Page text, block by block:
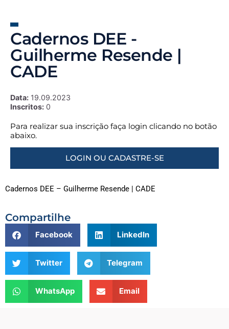
Cadernos DEE -
Guilherme Resende |
CADE
Data: 19.09.2023
Inscritos: 0
Para realizar sua inscrição faça login clicando no botão
abaixo.
LOGIN OU CADASTRE-SE
Cadernos DEE – Guilherme Resende | CADE
Compartilhe
Facebook LinkedIn
Twitter Telegram
WhatsApp Email